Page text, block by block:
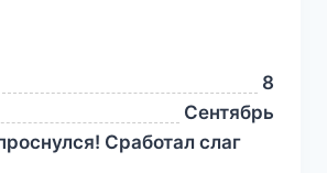
8
Сентябрь
Сработал слаг